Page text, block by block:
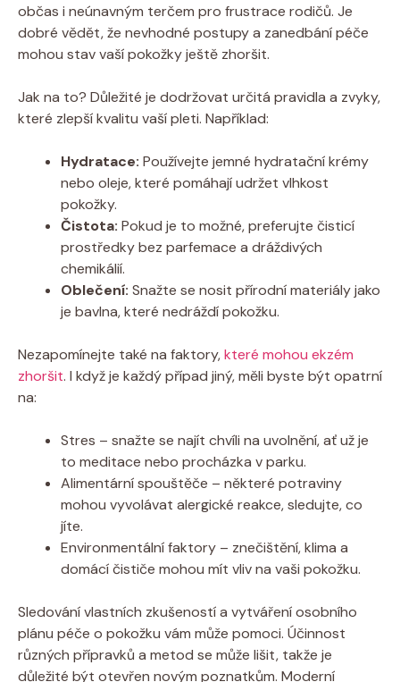
občas i ⁣neúnavným terčem pro frustrace rodičů. Je​
dobré‌ vědět, že nevhodné postupy a ‍zanedbání péče
mohou​ stav⁤ vaší pokožky ještě zhoršit.
Jak na to? Důležité je​ dodržovat určitá pravidla a zvyky,
‍které zlepší kvalitu vaší‍ pleti.⁢ Například:
Hydratace: ‌Používejte⁣ jemné hydratační krémy
⁣nebo⁢ oleje, které pomáhají⁣ udržet vlhkost‍
pokožky.
Čistota: Pokud je to‍ možné, preferujte čisticí
prostředky bez parfemace a dráždivých⁢
chemikálií.
Oblečení: ⁢Snažte se nosit přírodní ⁣materiály jako
je⁤ bavlna, které nedráždí pokožku.
Nezapomínejte‌ také na faktory,které ‍mohou ekzém
zhoršit. I když⁣ je každý​ případ jiný, měli byste být opatrní
​na:
Stres – snažte se najít chvíli na uvolnění, ať​ už je
to‌ meditace nebo procházka v parku.
Alimentární spouštěče​ – některé potraviny
mohou vyvolávat alergické reakce, sledujte, co
jíte.
Environmentální faktory ​– znečištění,‌ klima a
⁤domácí čističe​ mohou mít vliv na vaši ⁤pokožku.
Sledování vlastních ⁢zkušeností a ⁤vytváření osobního
⁣plánu péče ​o ⁣pokožku vám může pomoci. Účinnost
různých přípravků a metod⁤ se může⁤ lišit,⁤ takže je
důležité být otevřen novým⁣ poznatkům. Moderní